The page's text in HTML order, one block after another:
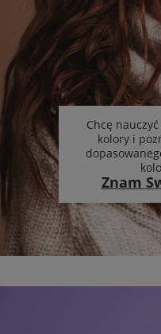
Chcę
kolory i
Znam